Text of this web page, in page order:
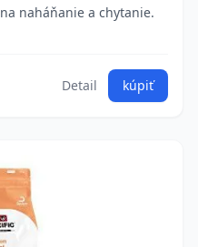
naháňanie a chytanie.
Detail kúpiť